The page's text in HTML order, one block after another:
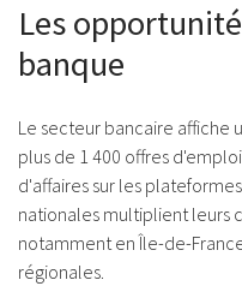
Les
banque
Le secteur bancaire affiche
plus de 1 400 offres
d'affaires sur les
nationales multiplient leurs
notamment en Île-de-
régionales.